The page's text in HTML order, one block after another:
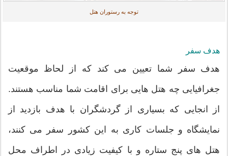
توجه به رستوران هتل
هدف سفر
هدف سفر شما تعیین می کند که از لحاظ موقعیت
جغرافیایی چه هتل هایی برای اقامت شما مناسب هستند.
از انجایی که بسیاری از گردشگران با هدف بازدید از
نمایشگاه و جلسات کاری به این کشور سفر می کنند،
هتل های پنج ستاره و با کیفیت زیادی در اطراف محل